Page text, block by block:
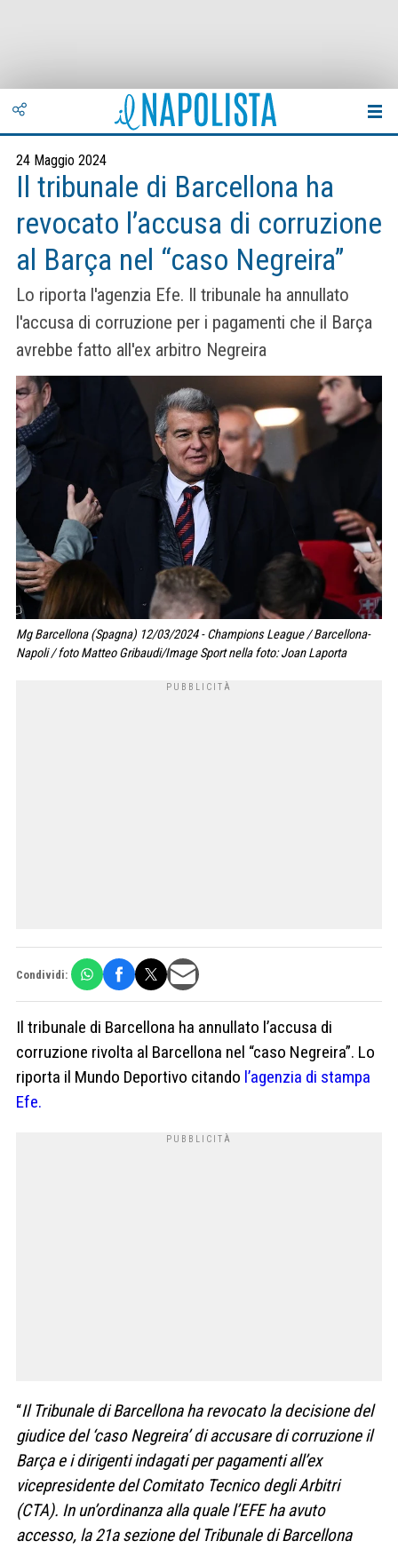
24 Maggio 2024
Il tribunale di Barcellona ha
revocato l’accusa di corruzione
al Barça nel “caso Negreira”
Lo riporta l'agenzia Efe. Il tribunale ha annullato
l'accusa di corruzione per i pagamenti che il Barça
avrebbe fatto all'ex arbitro Negreira
Mg Barcellona (Spagna) 12/03/2024 - Champions League / Barcellona-
Napoli / foto Matteo Gribaudi/Image Sport nella foto: Joan Laporta
Condividi:
Il tribunale di Barcellona ha annullato l’accusa di
corruzione rivolta al Barcellona nel “caso Negreira”. Lo
riporta il Mundo Deportivo citando l’agenzia di stampa
Efe.
“Il Tribunale di Barcellona ha revocato la decisione del
giudice del ‘caso Negreira’ di accusare di corruzione il
Barça e i dirigenti indagati per pagamenti all’ex
vicepresidente del Comitato Tecnico degli Arbitri
(CTA). In un’ordinanza alla quale l’EFE ha avuto
accesso, la 21a sezione del Tribunale di Barcellona